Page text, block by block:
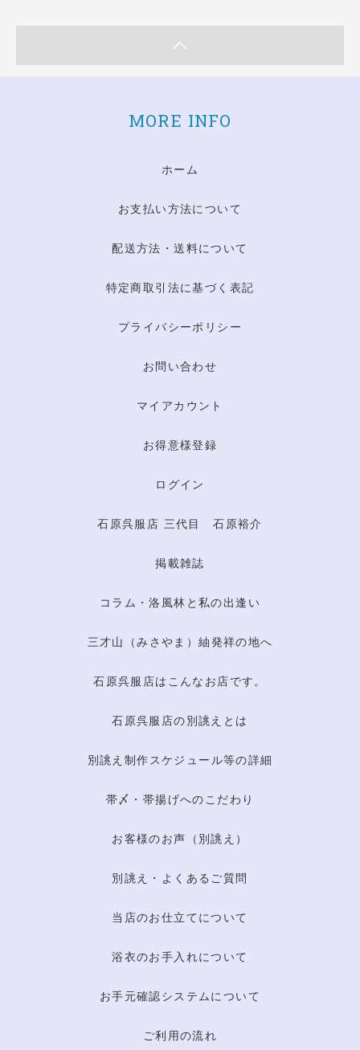
MORE INFO
ホーム
お支払い方法について
配送方法・送料について
特定商取引法に基づく表記
プライバシーポリシー
お問い合わせ
マイアカウント
お得意様登録
ログイン
石原呉服店 三代目 石原裕介
掲載雑誌
コラム・洛風林と私の出逢い
三才山（みさやま）紬発祥の地へ
石原呉服店はこんなお店です。
石原呉服店の別誂えとは
別誂え制作スケジュール等の詳細
帯〆・帯揚げへのこだわり
お客様のお声（別誂え）
別誂え・よくあるご質問
当店のお仕立てについて
浴衣のお手入れについて
お手元確認システムについて
ご利用の流れ